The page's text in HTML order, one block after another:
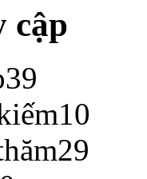
cập
39
10
29